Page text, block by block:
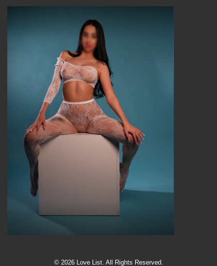
© 2026 Love List. All Rights Reserved.